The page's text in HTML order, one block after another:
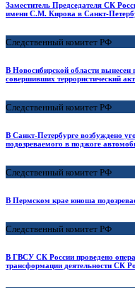
Заместитель Председателя СК
имени С.М. Кирова в Санкт-
Следственный комитет РФ
В Новосибирской области вынесен
совершивших террористический акт
Следственный комитет РФ
В Санкт-Петербурге возбуждено
подозреваемого в поджоге
Следственный комитет РФ
В Пермском крае юноша
Следственный комитет РФ
В ГВСУ СК России проведено
трансформации деятельности СК